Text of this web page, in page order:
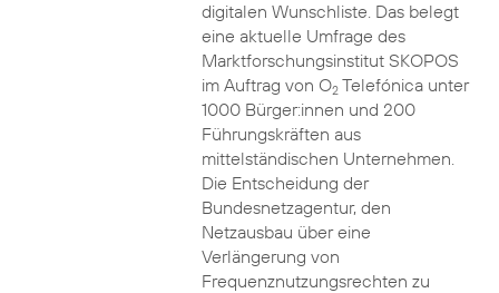
digitalen Wunschliste. Das belegt
eine aktuelle Umfrage des
Marktforschungsinstitut SKOPOS
im Auftrag von O2Telefónica unter
1000 Bürger:innen und 200
Führungskräften aus
mittelständischen Unternehmen.
Die Entscheidung der
Bundesnetzagentur, den
Netzausbau über eine
Verlängerung von
Frequenznutzungsrechten zu